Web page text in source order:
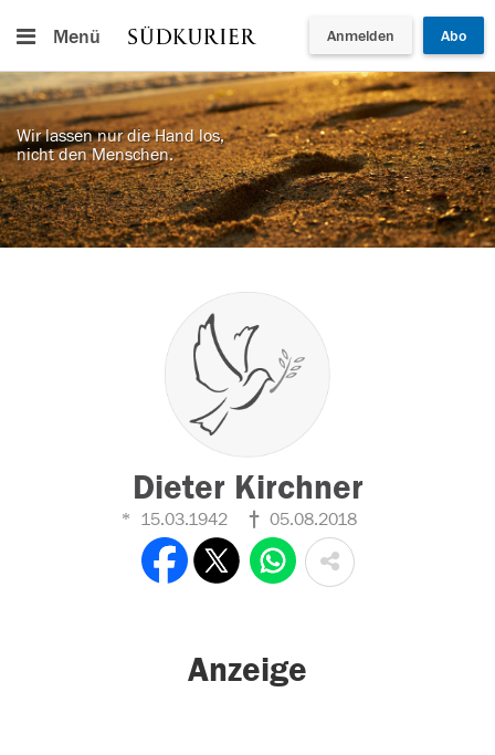
Menü Anmelden Abo
Wir lassen nur die Hand los,
nicht den Menschen.
Dieter Kirchner
15.03.1942 05.08.2018
Anzeige